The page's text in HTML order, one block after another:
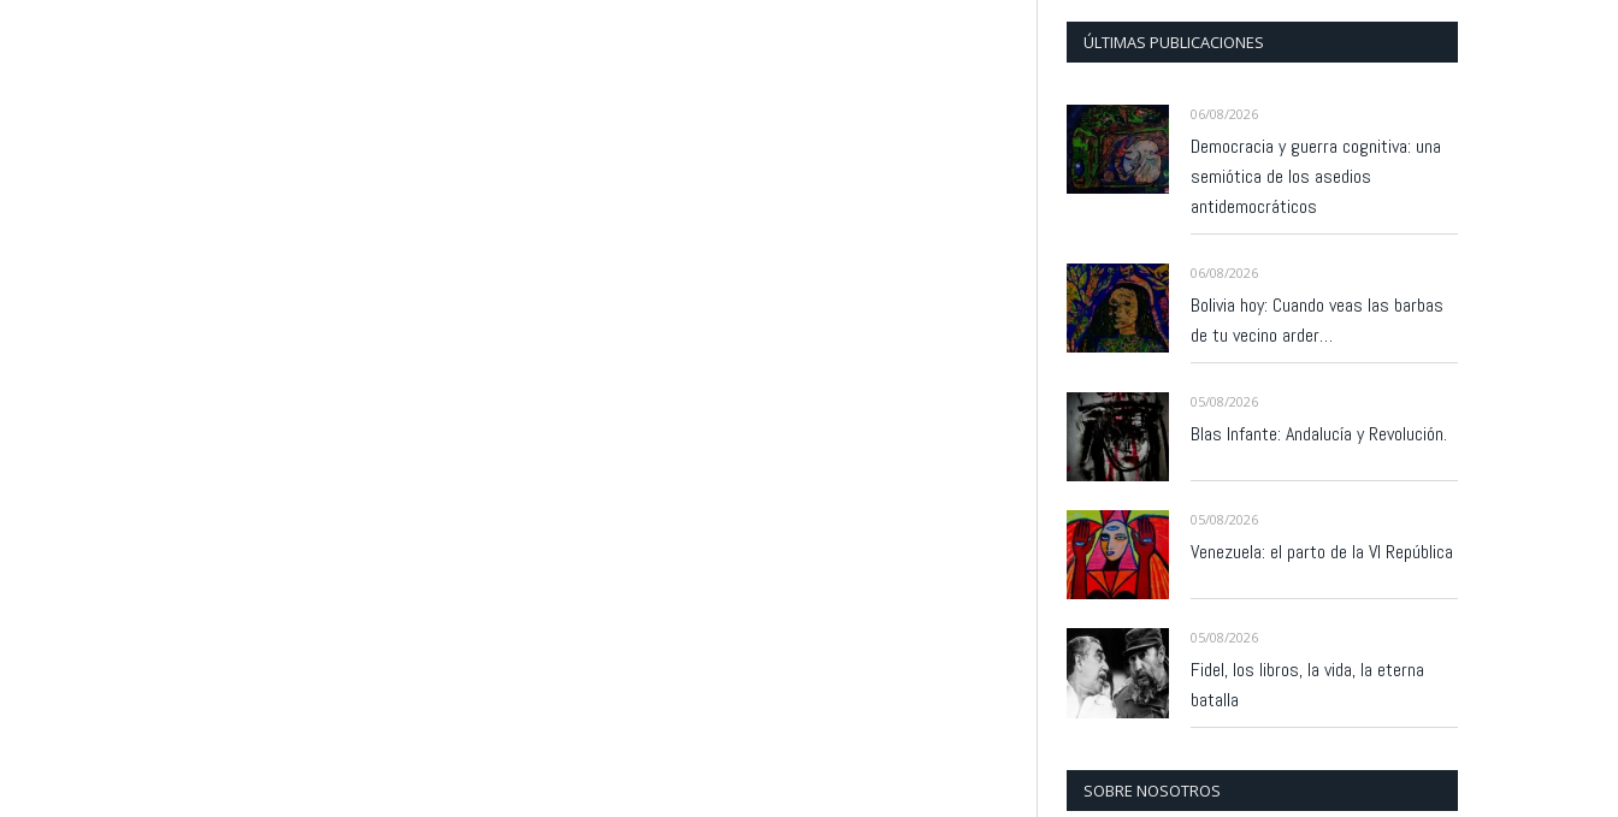
ÚLTIMAS PUBLICACIONES
06/08/2026
Democracia y guerra cognitiva: una
semiótica de los asedios
antidemocráticos
06/08/2026
Bolivia hoy: Cuando veas las barbas
de tu vecino arder…
05/08/2026
Blas Infante: Andalucía y Revolución.
05/08/2026
Venezuela: el parto de la VI República
05/08/2026
Fidel, los libros, la vida, la eterna
batalla
SOBRE NOSOTROS